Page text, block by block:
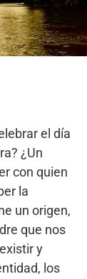
el día
¿Un
con quien
la
un origen,
que nos
y
los